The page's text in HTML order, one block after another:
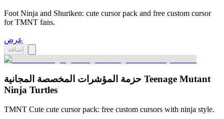
Foot Ninja and Shuriken: cute cursor pack and free custom cursor
for TMNT fans.
عرض
إضافة
حزمة المؤشرات المخصصة المجانية Teenage Mutant
Ninja Turtles
TMNT Cute cute cursor pack: free custom cursors with ninja style.